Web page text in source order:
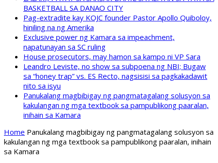
BASKETBALL SA DANAO CITY
Pag-extradite kay KOJC founder Pastor Apollo Quiboloy,
hiniling na ng Amerika
Exclusive power ng Kamara sa impeachment,
napatunayan sa SC ruling
House prosecutors, may hamon sa kampo ni VP Sara
Leandro Leviste, no show sa subpoena ng NBI; Bugaw
sa “honey trap” vs. ES Recto, nagsisisi sa pagkakadawit
nito sa isyu
Panukalang magbibigay ng pangmatagalang solusyon sa
kakulangan ng mga textbook sa pampublikong paaralan,
inihain sa Kamara
Home Panukalang magbibigay ng pangmatagalang solusyon sa
kakulangan ng mga textbook sa pampublikong paaralan, inihain
sa Kamara